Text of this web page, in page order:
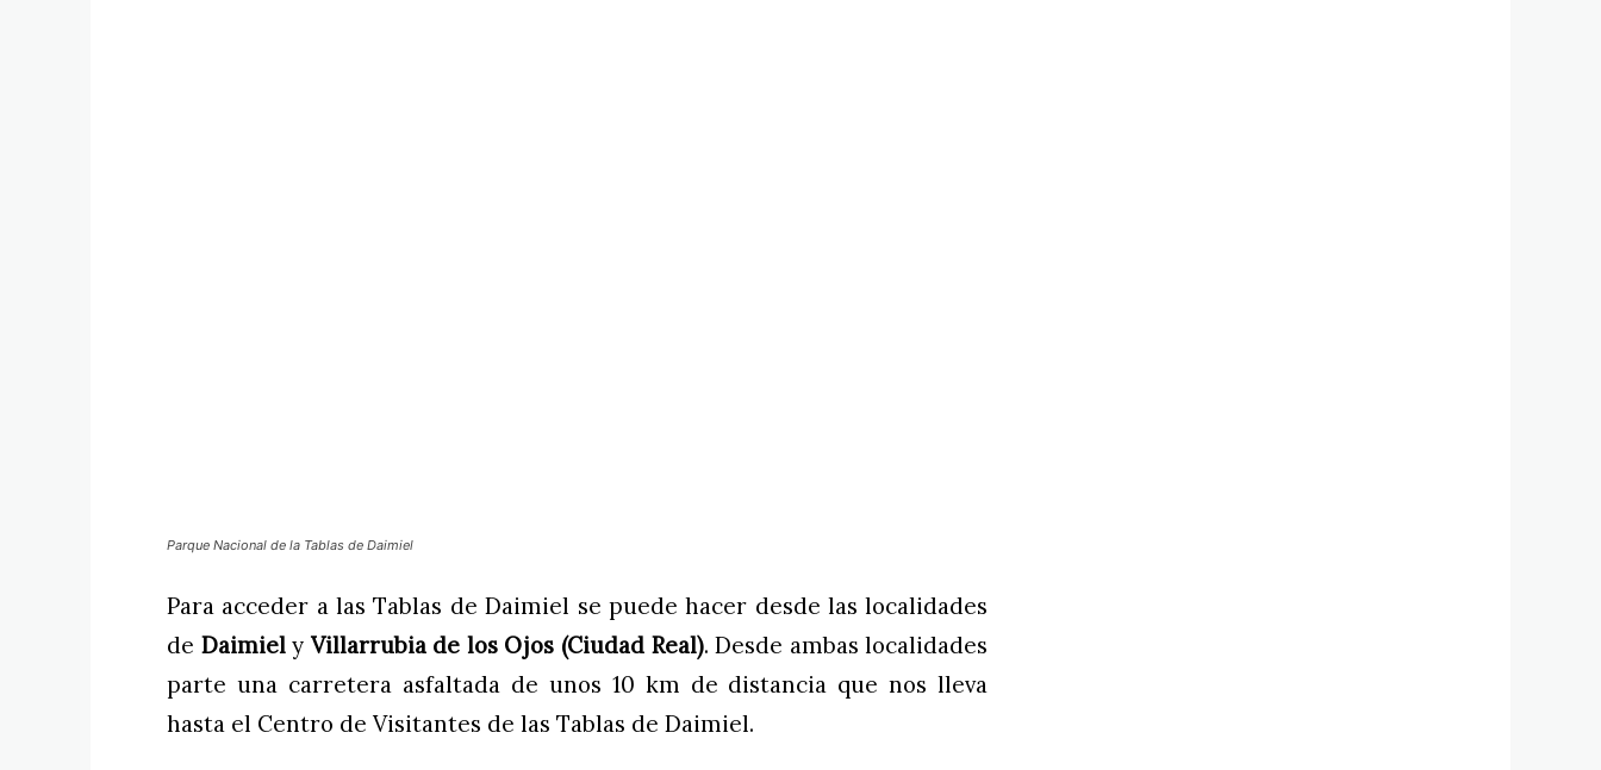
Parque Nacional de la Tablas de Daimiel
Para acceder a las Tablas de Daimiel se puede hacer desde las localidades
de Daimiely Villarrubia de los Ojos (Ciudad Real). Desde ambas localidades
parte una carretera asfaltada de unos 10 km de distancia que nos lleva
hasta el Centro de Visitantes de las Tablas de Daimiel.